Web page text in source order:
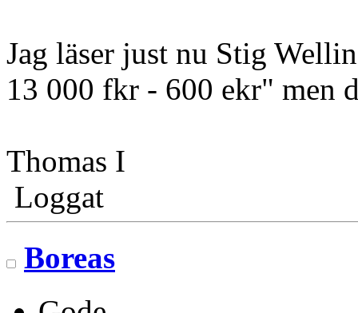
Jag läser just nu Stig
13 000 fkr - 600 ekr" men
Thomas I
Loggat
Boreas